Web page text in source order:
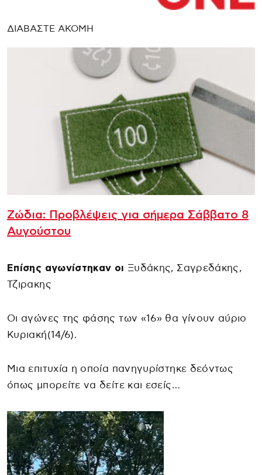
ΔΙΑΒΑΣΤΕ ΑΚΟΜΗ
Ζώδια: Προβλέψεις για σήμερα Σάββατο 8
Αυγούστου
Επίσης αγωνίστηκαν οι Ξυδάκης, Σαγρεδάκης,
Τζιρακης
Οι αγώνες της φάσης των «16» θα γίνουν αύριο
Κυριακή(14/6).
Μια επιτυχία η οποία πανηγυρίστηκε δεόντως
όπως μπορείτε να δείτε και εσείς…